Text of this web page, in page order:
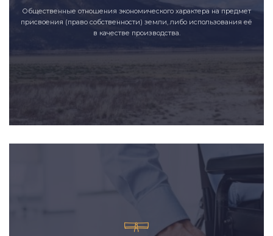
Общественные отношения экономического характера на предмет
присвоения (право собственности) земли, либо использования её
в качестве производства.